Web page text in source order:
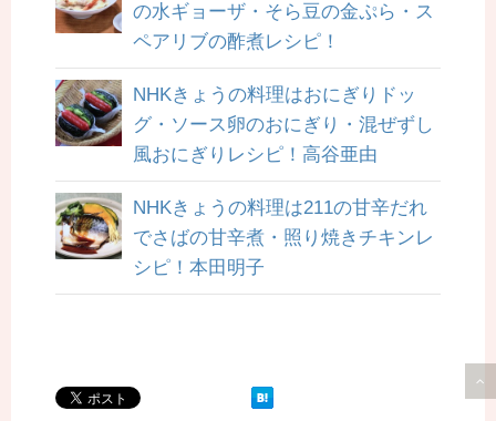
の水ギョーザ・そら豆の金ぷら・ス
ペアリブの酢煮レシピ！
NHKきょうの料理はおにぎりドッ
グ・ソース卵のおにぎり・混ぜずし
風おにぎりレシピ！高谷亜由
NHKきょうの料理は211の甘辛だれ
でさばの甘辛煮・照り焼きチキンレ
シピ！本田明子